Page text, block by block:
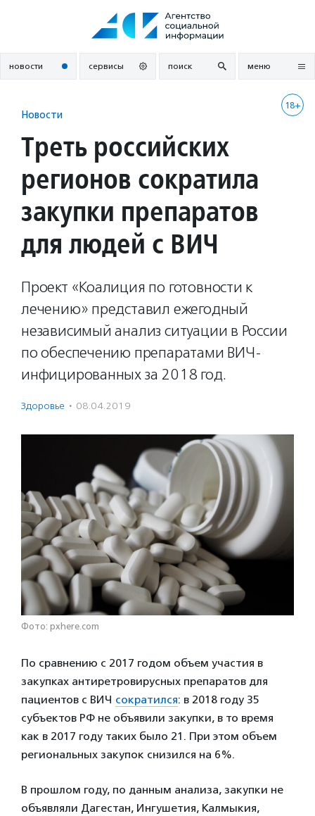
новости сервисы поиск меню
18+
Новости
Треть российских
регионов сократила
закупки препаратов
для людей с ВИЧ
Проект «Коалиция по готовности к
лечению» представил ежегодный
независимый анализ ситуации в России
по обеспечению препаратами ВИЧ-
инфицированных за 2018 год.
Здоровье · 08.04.2019
Фото: pxhere.com
По сравнению с 2017 годом объем участия в
закупках антиретровирусных препаратов для
пациентов с ВИЧ сократился: в 2018 году 35
субъектов РФ не объявили закупки, в то время
как в 2017 году таких было 21. При этом объем
региональных закупок снизился на 6%.
В прошлом году, по данным анализа, закупки не
объявляли Дагестан, Ингушетия, Калмыкия,